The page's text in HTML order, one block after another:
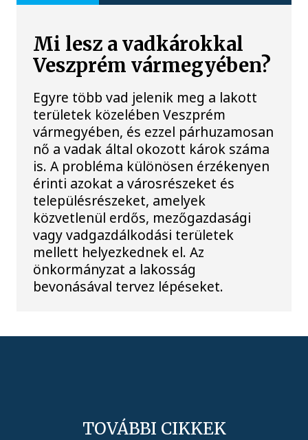
Mi lesz a vadkárokkal
Veszprém vármegyében?
Egyre több vad jelenik meg a lakott
területek közelében Veszprém
vármegyében, és ezzel párhuzamosan
nő a vadak által okozott károk száma
is. A probléma különösen érzékenyen
érinti azokat a városrészeket és
településrészeket, amelyek
közvetlenül erdős, mezőgazdasági
vagy vadgazdálkodási területek
mellett helyezkednek el. Az
önkormányzat a lakosság
bevonásával tervez lépéseket.
TOVÁBBI CIKKEK